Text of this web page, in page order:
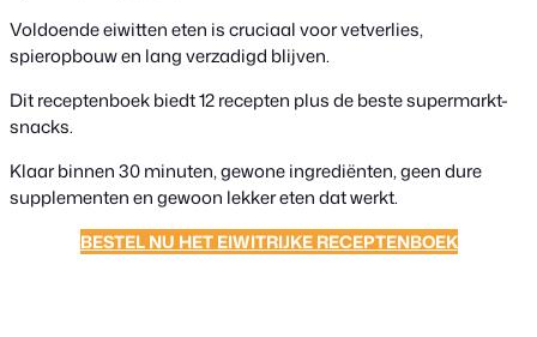
Voldoende eiwitten eten is cruciaal voor vetverlies,
spieropbouw en lang verzadigd blijven.
Dit receptenboek biedt 12 recepten plus de beste supermarkt-
snacks.
Klaar binnen 30 minuten, gewone ingrediënten, geen dure
supplementen en gewoon lekker eten dat werkt.
BESTEL NU HET EIWITRIJKE RECEPTENBOEK